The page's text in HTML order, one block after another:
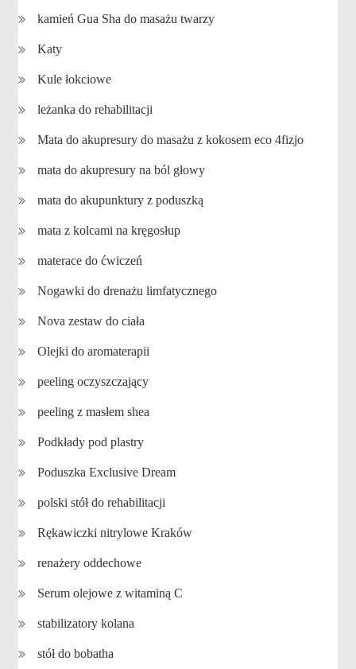
kamień Gua Sha do masażu twarzy
Katy
Kule łokciowe
leżanka do rehabilitacji
Mata do akupresury do masażu z kokosem eco 4fizjo
mata do akupresury na ból głowy
mata do akupunktury z poduszką
mata z kolcami na kręgosłup
materace do ćwiczeń
Nogawki do drenażu limfatycznego
Nova zestaw do ciała
Olejki do aromaterapii
peeling oczyszczający
peeling z masłem shea
Podkłady pod plastry
Poduszka Exclusive Dream
polski stół do rehabilitacji
Rękawiczki nitrylowe Kraków
renażery oddechowe
Serum olejowe z witaminą C
stabilizatory kolana
stół do bobatha